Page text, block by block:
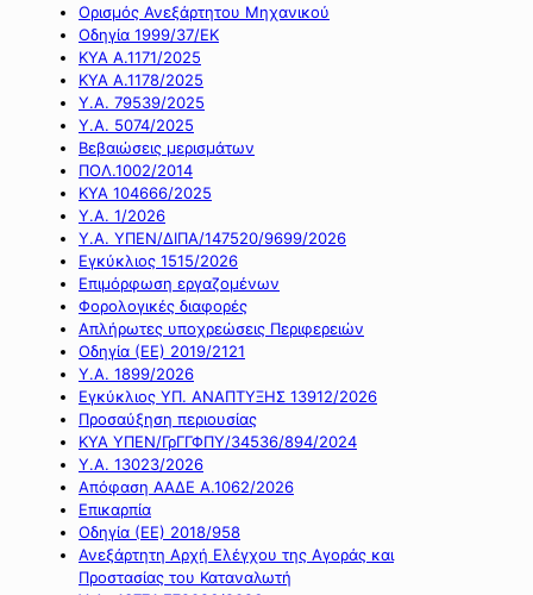
Ορισμός Ανεξάρτητου Μηχανικού
Οδηγία 1999/37/ΕΚ
ΚΥΑ Α.1171/2025
ΚΥΑ Α.1178/2025
Υ.Α. 79539/2025
Υ.Α. 5074/2025
Βεβαιώσεις μερισμάτων
ΠΟΛ.1002/2014
ΚΥΑ 104666/2025
Υ.Α. 1/2026
Υ.Α. ΥΠΕΝ/ΔΙΠΑ/147520/9699/2026
Εγκύκλιος 1515/2026
Επιμόρφωση εργαζομένων
Φορολογικές διαφορές
Απλήρωτες υποχρεώσεις Περιφερειών
Οδηγία (ΕΕ) 2019/2121
Υ.Α. 1899/2026
Εγκύκλιος ΥΠ. ΑΝΑΠΤΥΞΗΣ 13912/2026
Προσαύξηση περιουσίας
ΚΥΑ ΥΠΕΝ/ΓρΓΓΦΠΥ/34536/894/2024
Υ.Α. 13023/2026
Απόφαση ΑΑΔΕ Α.1062/2026
Επικαρπία
Οδηγία (ΕΕ) 2018/958
Ανεξάρτητη Αρχή Ελέγχου της Αγοράς και
Προστασίας του Καταναλωτή